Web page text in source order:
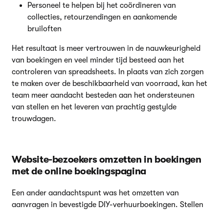
Personeel te helpen bij het coördineren van
collecties, retourzendingen en aankomende
bruiloften
Het resultaat is meer vertrouwen in de nauwkeurigheid
van boekingen en veel minder tijd besteed aan het
controleren van spreadsheets. In plaats van zich zorgen
te maken over de beschikbaarheid van voorraad, kan het
team meer aandacht besteden aan het ondersteunen
van stellen en het leveren van prachtig gestylde
trouwdagen.
Website-bezoekers omzetten in boekingen
met de online boekingspagina
Een ander aandachtspunt was het omzetten van
aanvragen in bevestigde DIY-verhuurboekingen. Stellen